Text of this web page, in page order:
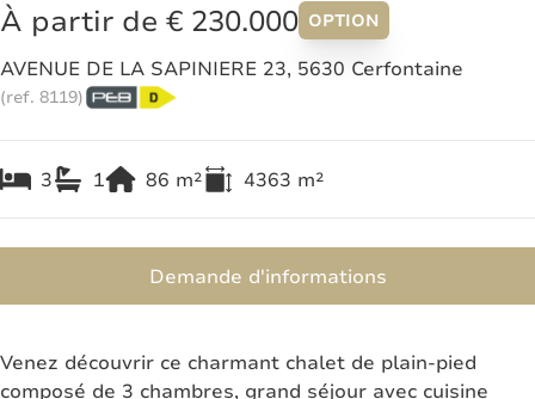
À partir de € 230.000 OPTION
AVENUE DE LA SAPINIERE 23, 5630 Cerfontaine
(ref. 8119)
3 1 86 m² 4363 m²
Demande d'informations
Venez découvrir ce charmant chalet de plain-pied
composé de 3 chambres, grand séjour avec cuisine